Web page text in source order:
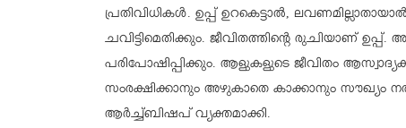
പ്രതിവിധികള്‍. ഉപ്പ് ഉറകെട്ടാല്‍,
ചവിട്ടിമെതിക്കും. ജീവിതത്തിന്റെ രുചിയാണ്
പരിപോഷിപ്പിക്കും. ആളുകളുടെ ജീവിതം
സംരക്ഷിക്കാനും അഴുകാതെ കാക്കാനും സൗഖ്യം
ആര്‍ച്ച്ബിഷപ് വ്യക്തമാക്കി.